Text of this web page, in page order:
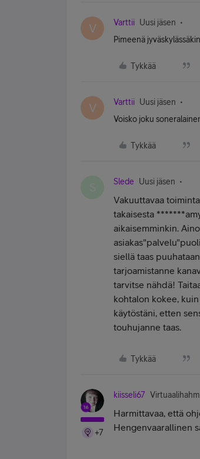
V Varttii Uusi jäsen
Pimeenä jyväskylässäkin.
Tykkää
V Varttii Uusi jäsen
Voisko joku
Tykkää
Slede Uusi jäsen
Vakuuttavaa
takaisesta
aikaisemminkin.
siellä taas
tarjoamistanne
tarvitse nähdä!
kohtalon kokee,
käytöstäni, etten
touhujanne taas.
Tykkää
+7
kiisseli67
Harmittavaa, että
Hengenvaarallinen